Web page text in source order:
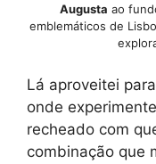
Augusta ao
emblemáticos de
Lá aproveitei
onde
recheado com
combinação que